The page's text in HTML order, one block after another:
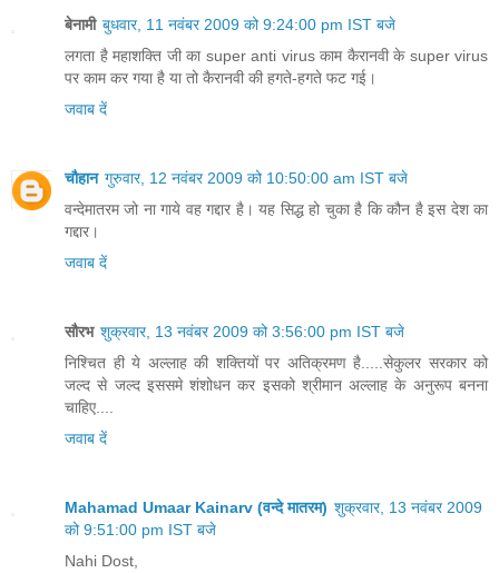
बेनामी बुधवार, 11 नवंबर 2009 को 9:24:00 pm IST बजे
लगता है महाशक्ति जी का super anti virus काम कैरानवी के super virus
पर काम कर गया है या तो कैरानवी की हगते-हगते फट गई।
जवाब दें
चौहान गुरुवार, 12 नवंबर 2009 को 10:50:00 am IST बजे
वन्देमातरम जो ना गाये वह गद्दार है। यह सिद्ध हो चुका है कि कौन है इस देश का
गद्दार।
जवाब दें
सौरभ शुक्रवार, 13 नवंबर 2009 को 3:56:00 pm IST बजे
निश्चित ही ये अल्लाह की शक्तियों पर अतिक्रमण है.....सेकुलर सरकार को
जल्द से जल्द इससमे शंशोधन कर इसको श्रीमान अल्लाह के अनुरूप बनना
चाहिए....
जवाब दें
Mahamad Umaar Kainarv (वन्दे मातरम) शुक्रवार, 13 नवंबर 2009
को 9:51:00 pm IST बजे
Nahi Dost,